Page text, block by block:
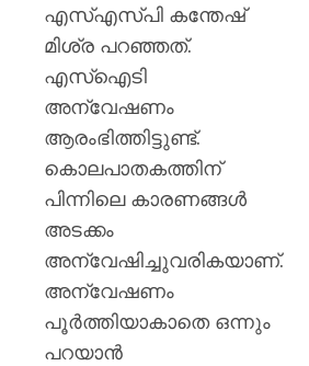
എസ്എസ്പി കന്തേഷ്
മിശ്ര പറഞ്ഞത്.
എസ്‌ഐടി
അന്വേഷണം
ആരംഭിത്തിട്ടുണ്ട്.
കൊലപാതകത്തിന്
പിന്നിലെ കാരണങ്ങള്‍
അടക്കം
അന്വേഷിച്ചുവരികയാണ്.
അന്വേഷണം
പൂര്‍ത്തിയാകാതെ ഒന്നും
പറയാന്‍